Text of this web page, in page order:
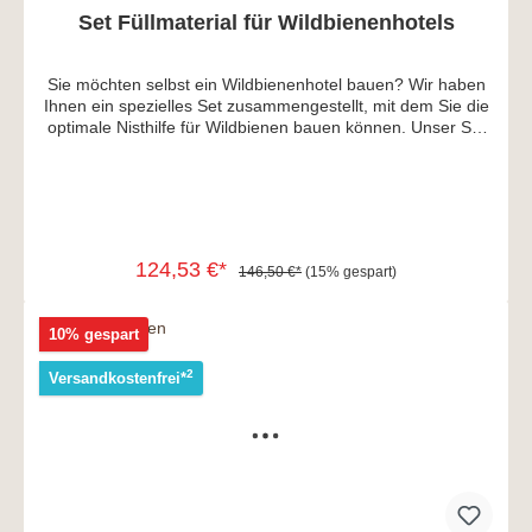
Set Füllmaterial für Wildbienenhotels
Sie möchten selbst ein Wildbienenhotel bauen? Wir haben
Ihnen ein spezielles Set zusammengestellt, mit dem Sie die
optimale Nisthilfe für Wildbienen bauen können. Unser Set
den Wildbienen schaden könnten.
124,53 €* 146,50 €* (15% gespart)
10% gespart
Versandkostenfrei*2